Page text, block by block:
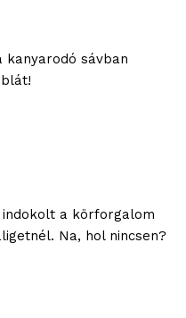
sávban
a körforgalom
Na, hol nincsen?